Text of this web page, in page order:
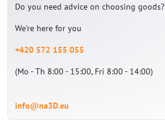
Do you need advice on choosing goods?
We're here for you
+420 572 155 055
(Mo - Th 8:00 - 15:00, Fri 8:00 - 14:00)
info@na3D.eu